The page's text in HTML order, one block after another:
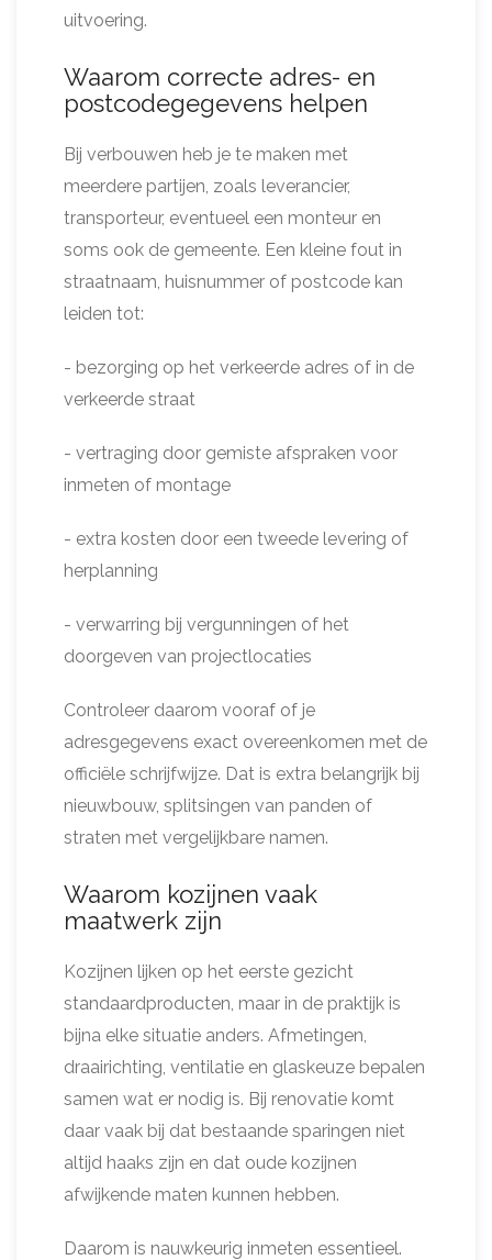
uitvoering.
Waarom correcte adres- en
postcodegegevens helpen
Bij verbouwen heb je te maken met
meerdere partijen, zoals leverancier,
transporteur, eventueel een monteur en
soms ook de gemeente. Een kleine fout in
straatnaam, huisnummer of postcode kan
leiden tot:
- bezorging op het verkeerde adres of in de
verkeerde straat
- vertraging door gemiste afspraken voor
inmeten of montage
- extra kosten door een tweede levering of
herplanning
- verwarring bij vergunningen of het
doorgeven van projectlocaties
Controleer daarom vooraf of je
adresgegevens exact overeenkomen met de
officiële schrijfwijze. Dat is extra belangrijk bij
nieuwbouw, splitsingen van panden of
straten met vergelijkbare namen.
Waarom kozijnen vaak
maatwerk zijn
Kozijnen lijken op het eerste gezicht
standaardproducten, maar in de praktijk is
bijna elke situatie anders. Afmetingen,
draairichting, ventilatie en glaskeuze bepalen
samen wat er nodig is. Bij renovatie komt
daar vaak bij dat bestaande sparingen niet
altijd haaks zijn en dat oude kozijnen
afwijkende maten kunnen hebben.
Daarom is nauwkeurig inmeten essentieel.